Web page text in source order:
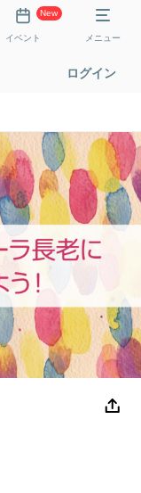
New
イベント メニュー
ログイン